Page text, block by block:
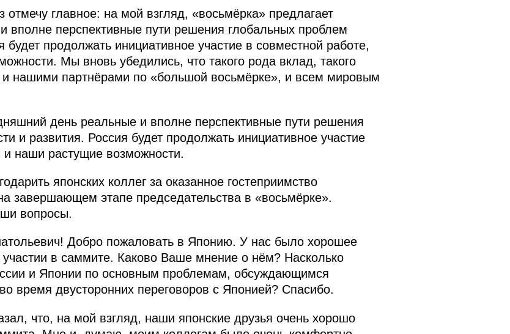
главное: на мой взгляд, «восьмёрка» предлагает
вполне перспективные пути решения глобальных проблем
будет продолжать инициативное участие в совместной работе,
Мы вновь убедились, что такого рода вклад, такого
и нашими партнёрами по «большой восьмёрке», и всем мировым
день реальные и вполне перспективные пути решения
и развития. Россия будет продолжать инициативное участие
и наши растущие возможности.
японских коллег за оказанное гостеприимство
завершающем этапе председательства в «восьмёрке».
вопросы.
Добро пожаловать в Японию. У нас было хорошее
в саммите. Каково Ваше мнение о нём? Насколько
и Японии по основным проблемам, обсуждающимся
время двусторонних переговоров с Японией? Спасибо.
что, на мой взгляд, наши японские друзья очень хорошо